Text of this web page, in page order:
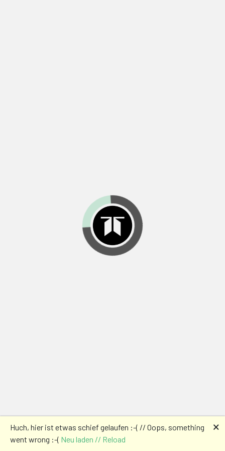
Huch, hier ist etwas schief gelaufen :-( // Oops, something
went wrong :-( Neu laden // Reload
🗙